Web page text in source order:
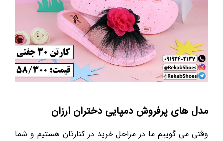
مدل های پرفروش دمپایی دختران ارزان
وقتی می گوییم ما در مراحل خرید در کنارتان هستیم و شما